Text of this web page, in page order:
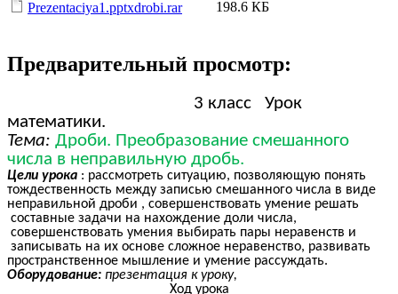
Prezentaciya1.pptxdrobi.rar
198.6 КБ
Предварительный просмотр:
3 класс Урок
математики.
Тема: Дроби. Преобразование смешанного
числа в неправильную дробь.
Цели урока : рассмотреть ситуацию, позволяющую понять
тождественность между записью смешанного числа в виде
неправильной дроби , совершенствовать умение решать
составные задачи на нахождение доли числа,
совершенствовать умения выбирать пары неравенств и
записывать на их основе сложное неравенство, развивать
пространственное мышление и умение рассуждать.
Оборудование: презентация к уроку,
Ход урока